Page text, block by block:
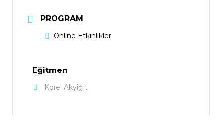
PROGRAM
Online Etkinlikler
Eğitmen
Korel Akyiğit